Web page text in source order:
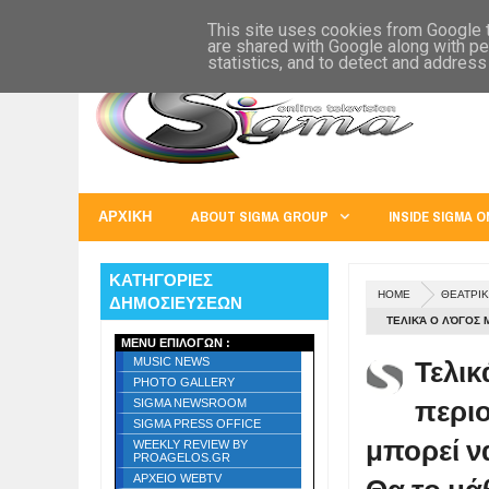
EUROPE U.S.A. AUSTRALIA
ΑΡΧΙΚΗ ABOUT SIGMA GROUP INSIDE SIGMA
HOME
ΤΕΛΙΚΆ Ο ΛΌΓΟΣ
ΜΙΑ ΔΥΝΑΤΉ
μπορεί
ΚΑΤΗΓΟΡΙΕΣ
ΔΗΜΟΣΙΕΥΣΕΩΝ
MENU ΕΠΙΛΟΓΩΝ :
MUSIC NEWS
PHOTO GALLERY
SIGMA NEWSROOM
SIGMA PRESS OFFICE
WEEKLY REVIEW BY
PROAGELOS.GR
ΑΡΧΕΙΟ WEBTV
This site uses cookies from Google
are shared with Google along with
statistics, and to detect and address